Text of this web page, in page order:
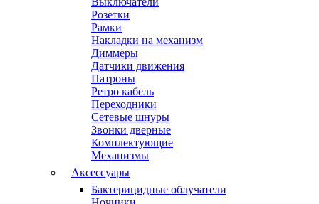
Розетки
Рамки
Накладки на механизм
Диммеры
Датчики движения
Патроны
Ретро кабель
Переходники
Сетевые шнуры
Звонки дверные
Комплектующие
Механизмы
Аксессуары
Бактерицидные облучатели